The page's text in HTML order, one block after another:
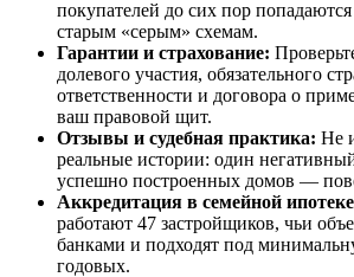
покупателей до сих пор
старым «серым» схемам.
Гарантии и страхование:
долевого участия, обязательного
ответственности и договора о
ваш правовой щит.
Отзывы и судебная практика: Не
реальные истории: один
успешно построенных домов —
Аккредитация в семейной
работают 47 застройщиков, чьи
банками и подходят под
годовых.